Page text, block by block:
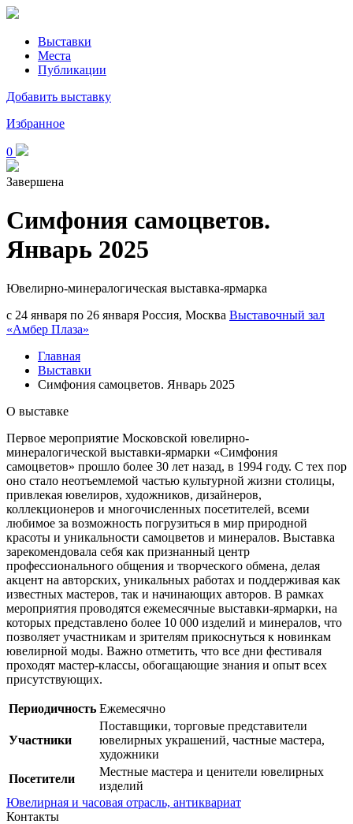
Выставки
Места
Публикации
Добавить выставку
Избранное
0
Завершена
Симфония самоцветов.
Январь 2025
Ювелирно-минералогическая выставка-ярмарка
с 24 января по 26 января Россия, Москва Выставочный зал
«Амбер Плаза»
Главная
Выставки
Симфония самоцветов. Январь 2025
О выставке
Первое мероприятие Московской ювелирно-
минералогической выставки-ярмарки «Симфония
самоцветов» прошло более 30 лет назад, в 1994 году. С тех пор
оно стало неотъемлемой частью культурной жизни столицы,
привлекая ювелиров, художников, дизайнеров,
коллекционеров и многочисленных посетителей, всеми
любимое за возможность погрузиться в мир природной
красоты и уникальности самоцветов и минералов. Выставка
зарекомендовала себя как признанный центр
профессионального общения и творческого обмена, делая
акцент на авторских, уникальных работах и поддерживая как
известных мастеров, так и начинающих авторов. В рамках
мероприятия проводятся ежемесячные выставки-ярмарки, на
которых представлено более 10 000 изделий и минералов, что
позволяет участникам и зрителям прикоснуться к новинкам
ювелирной моды. Важно отметить, что все дни фестиваля
проходят мастер-классы, обогащающие знания и опыт всех
присутствующих.
Периодичность Ежемесячно
Участники
Поставщики, торговые представители
ювелирных украшений, частные мастера,
художники
Посетители
Местные мастера и ценители ювелирных
изделий
Ювелирная и часовая отрасль, антиквариат
Контакты